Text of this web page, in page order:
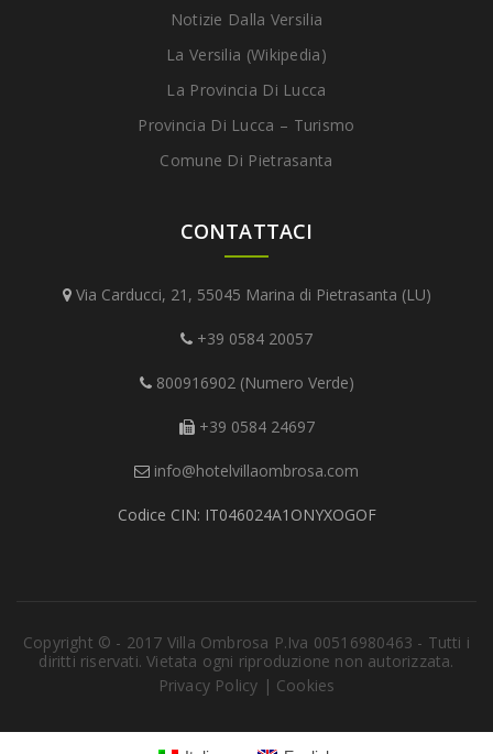
Notizie Dalla Versilia
La Versilia (Wikipedia)
La Provincia Di Lucca
Provincia Di Lucca – Turismo
Comune Di Pietrasanta
CONTATTACI
Via Carducci, 21, 55045 Marina di Pietrasanta (LU)
+39 0584 20057
800916902 (Numero Verde)
+39 0584 24697
info@hotelvillaombrosa.com
Codice CIN: IT046024A1ONYXOGOF
Copyright © - 2017 Villa Ombrosa P.Iva 00516980463 - Tutti i
diritti riservati. Vietata ogni riproduzione non autorizzata.
Privacy Policy | Cookies